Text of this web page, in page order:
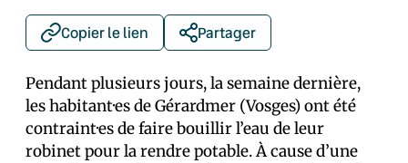
Copier le lien Partager
Pendant plusieurs jours, la semaine dernière,
les habitant·es de Gérardmer (Vosges) ont été
contraint·es de faire bouillir l’eau de leur
robinet pour la rendre potable. À cause d’une